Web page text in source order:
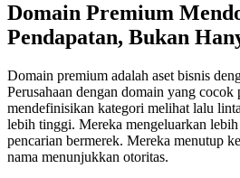
Domain Premium
Pendapatan, Bukan
Domain premium adalah aset bisnis
Perusahaan dengan domain yang cocok
mendefinisikan kategori melihat lalu
lebih tinggi. Mereka mengeluarkan
pencarian bermerek. Mereka menutup
nama menunjukkan otoritas.